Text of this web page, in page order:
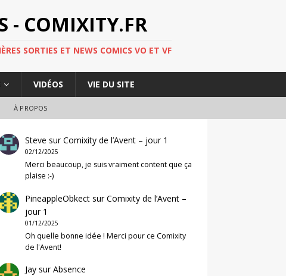
- COMIXITY.FR
SORTIES ET NEWS COMICS VO ET VF
VIDÉOS VIE DU SITE
À PROPOS
Steve surComixity de l’Avent – jour 1
02/12/2025
Merci beaucoup, je suis vraiment content que ça
plaise :-)
PineappleObkect surComixity de l’Avent –
jour 1
01/12/2025
Oh quelle bonne idée ! Merci pour ce Comixity
de l'Avent!
Jay surAbsence